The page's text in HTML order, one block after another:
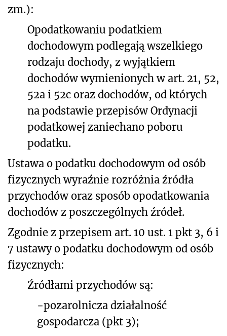
zm.):
Opodatkowaniu podatkiem
dochodowym podlegają wszelkiego
rodzaju dochody, z wyjątkiem
dochodów wymienionych w art. 21, 52,
52a i 52c oraz dochodów, od których
na podstawie przepisów Ordynacji
podatkowej zaniechano poboru
podatku.
Ustawa o podatku dochodowym od osób
fizycznych wyraźnie rozróżnia źródła
przychodów oraz sposób opodatkowania
dochodów z poszczególnych źródeł.
Zgodnie z przepisem art. 10 ust. 1 pkt 3, 6 i
7 ustawy o podatku dochodowym od osób
fizycznych:
Źródłami przychodów są:
−pozarolnicza działalność
gospodarcza (pkt 3);